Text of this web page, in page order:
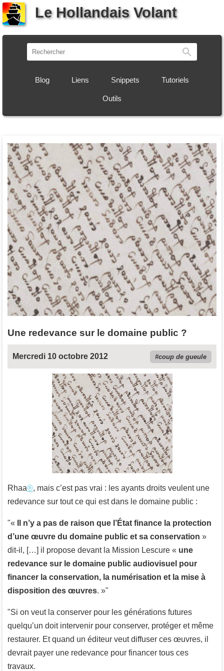
Le Hollandais Volant
Blog Liens Snippets Tutoriels
Outils
Une redevance sur le domaine public ?
Mercredi 10 octobre 2012 coup de gueule
Rhaa®, mais c’est pas vrai : les ayants droits veulent une
redevance sur tout ce qui est dans le domaine public :
«
Il n’y a pas de raison que l’État finance la protection
d’une œuvre du domaine public et sa conservation »
dit-il, […] il propose devant la Mission Lescure « une
redevance sur le domaine public audiovisuel pour
financer la conservation, la numérisation et la mise à
disposition des œuvres. »
Si on veut la conserver pour les générations futures
quelqu’un doit intervenir pour conserver, protéger et même
restaurer. Et quand un éditeur veut diffuser ces œuvres, il
devrait payer une redevance pour financer tous ces
travaux.